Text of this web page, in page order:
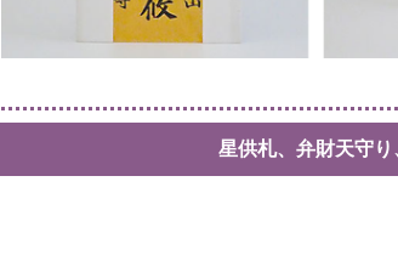
星供札、弁財天守